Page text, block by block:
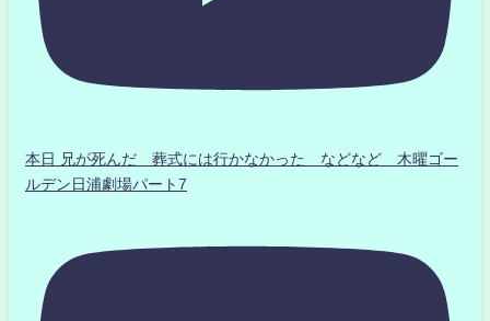
本日 兄が死んだ 葬式には行かなかった などなど 木曜ゴー
ルデン日浦劇場パート7